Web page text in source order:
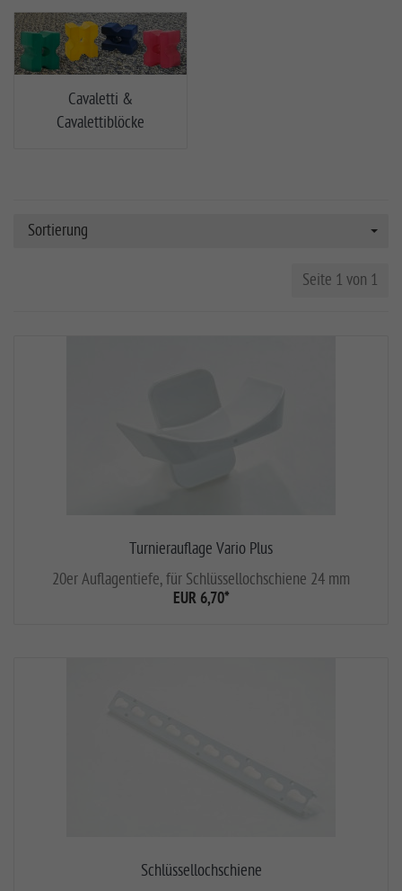
Cavaletti &
Cavalettiblöcke
Sortierung
Seite 1 von 1
Turnierauflage Vario Plus
20er Auflagentiefe, für Schlüssellochschiene 24 mm
EUR 6,70*
Schlüssellochschiene